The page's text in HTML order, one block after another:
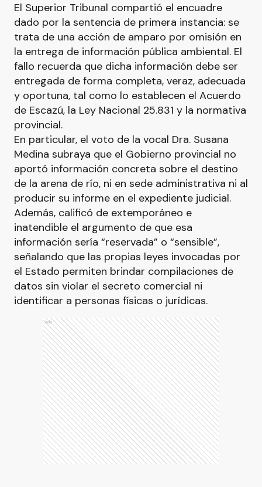
El Superior Tribunal compartió el encuadre
dado por la sentencia de primera instancia: se
trata de una acción de amparo por omisión en
la entrega de información pública ambiental. El
fallo recuerda que dicha información debe ser
entregada de forma completa, veraz, adecuada
y oportuna, tal como lo establecen el Acuerdo
de Escazú, la Ley Nacional 25.831 y la normativa
provincial.
En particular, el voto de la vocal Dra. Susana
Medina subraya que el Gobierno provincial no
aportó información concreta sobre el destino
de la arena de río, ni en sede administrativa ni al
producir su informe en el expediente judicial.
Además, calificó de extemporáneo e
inatendible el argumento de que esa
información sería “reservada” o “sensible”,
señalando que las propias leyes invocadas por
el Estado permiten brindar compilaciones de
datos sin violar el secreto comercial ni
identificar a personas físicas o jurídicas.
Ads